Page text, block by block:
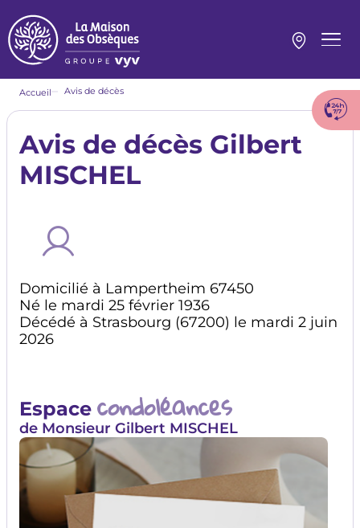
au
contenu
principal
Menu
Fil
Accueil Avis de décès
Avis de décès Gilbert
MISCHEL
Domicilié à Lampertheim 67450
Né le mardi 25 février 1936
Décédé à Strasbourg (67200) le mardi 2 juin
2026
Espace condoléances
de Monsieur Gilbert MISCHEL